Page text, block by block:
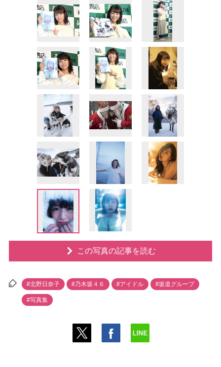
この写真の記事を読む
#北野日奈子 #乃木坂４６ #アイドル #坂道グループ
#写真集